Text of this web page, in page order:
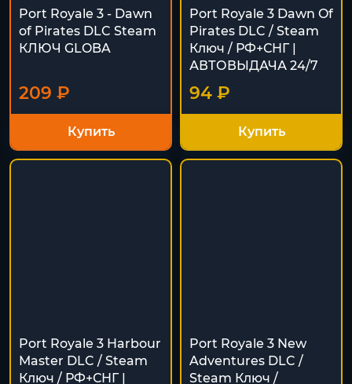
Port Royale 3 - Dawn
of Pirates DLC Steam
КЛЮЧ GLOBA
209 ₽
Купить
Port Royale 3 Dawn Of
Pirates DLC / Steam
Ключ / РФ+СНГ |
АВТОВЫДАЧА 24/7
94 ₽
Купить
Port Royale 3 Harbour
Master DLC / Steam
Ключ / РФ+СНГ |
Port Royale 3 New
Adventures DLC /
Steam Ключ /